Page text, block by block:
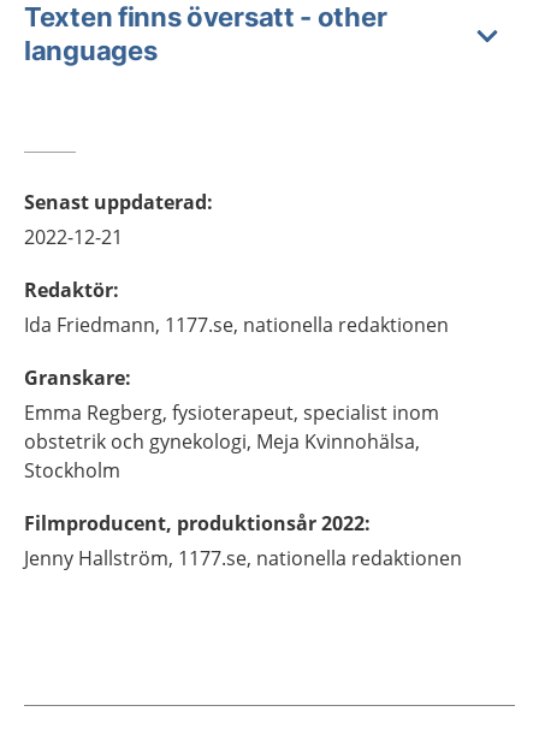
Texten finns översatt - other
languages
Senast uppdaterad:
2022-12-21
Redaktör:
Ida Friedmann, 1177.se, nationella redaktionen
Granskare:
Emma Regberg, fysioterapeut, specialist inom
obstetrik och gynekologi, Meja Kvinnohälsa,
Stockholm
Filmproducent, produktionsår 2022:
Jenny Hallström, 1177.se, nationella redaktionen